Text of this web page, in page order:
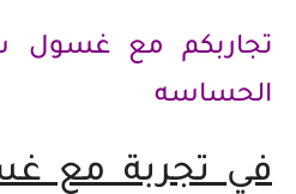
تجاربكم مع غسول
الحساسه
في تجربة مع